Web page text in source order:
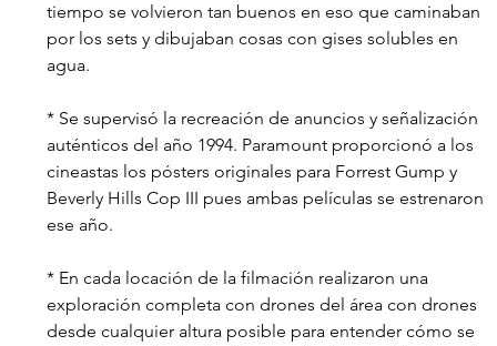
tiempo se volvieron tan buenos en eso que caminaban
por los sets y dibujaban cosas con gises solubles en
agua.
* Se supervisó la recreación de anuncios y señalización
auténticos del año 1994. Paramount proporcionó a los
cineastas los pósters originales para Forrest Gump y
Beverly Hills Cop III pues ambas películas se estrenaron
ese año.
* En cada locación de la filmación realizaron una
exploración completa con drones del área con drones
desde cualquier altura posible para entender cómo se